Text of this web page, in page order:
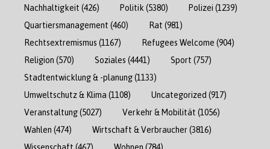
Nachhaltigkeit (426) Politik (5380) Polizei (1239)
Quartiersmanagement (460) Rat (981)
Rechtsextremismus (1167) Refugees Welcome (904)
Religion (570) Soziales (4441) Sport (757)
Stadtentwicklung & -planung(1133)
Umweltschutz & Klima (1108) Uncategorized (917)
Veranstaltung(5027) Verkehr & Mobilität (1056)
Wahlen (474) Wirtschaft & Verbraucher(3816)
Wissenschaft (467) Wohnen (784)